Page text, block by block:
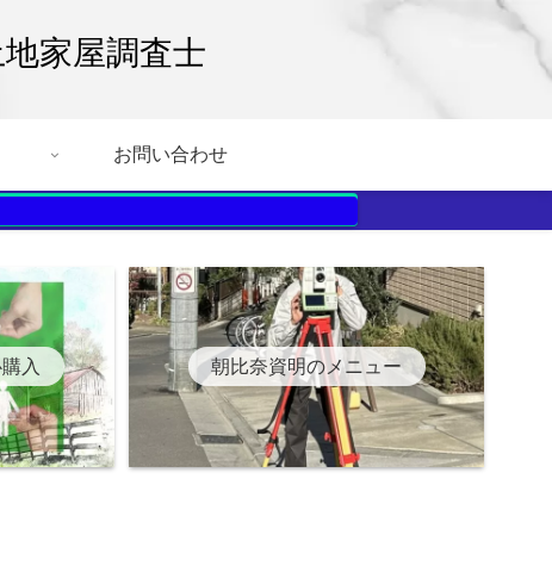
家屋調査士
お問い合わせ
入 朝比奈資明のメニュー